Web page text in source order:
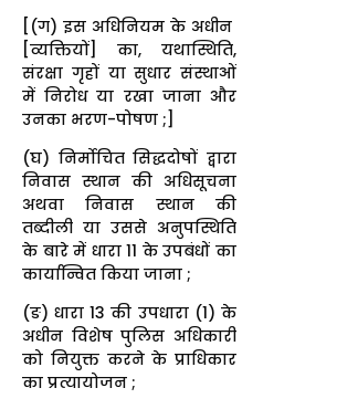
[(ग) इस अधिनियम के अधीन
[व्यक्तियों] का, यथास्थिति,
संरक्षा गृहों या सुधार संस्थाओं
में निरोध या रखा जाना और
उनका भरण-पोषण ;]
(घ) निर्मोचित सिद्धदोषों द्वारा
निवास स्थान की अधिसूचना
अथवा निवास स्थान की
तब्दीली या उससे अनुपस्थिति
के बारे में धारा 11 के उपबंधों का
कार्यान्वित किया जाना ;
(ङ) धारा 13 की उपधारा (1) के
अधीन विशेष पुलिस अधिकारी
को नियुक्त करने के प्राधिकार
का प्रत्यायोजन ;